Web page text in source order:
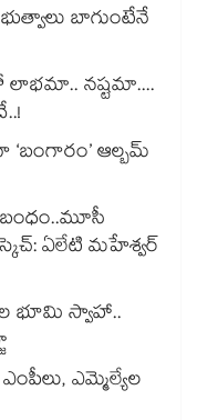
బాగుంటేనే
లాభమా.. నష్టమా....
ఆల్బమ్
ఏలేటి మహేశ్వర్
భూమి స్వాహా..
ఎమ్మెల్యేల